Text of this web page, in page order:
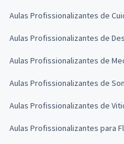
Aulas Profissionalizantes de
Aulas Profissionalizantes de
Aulas Profissionalizantes de
Aulas Profissionalizantes de
Aulas Profissionalizantes de
Aulas Profissionalizantes para